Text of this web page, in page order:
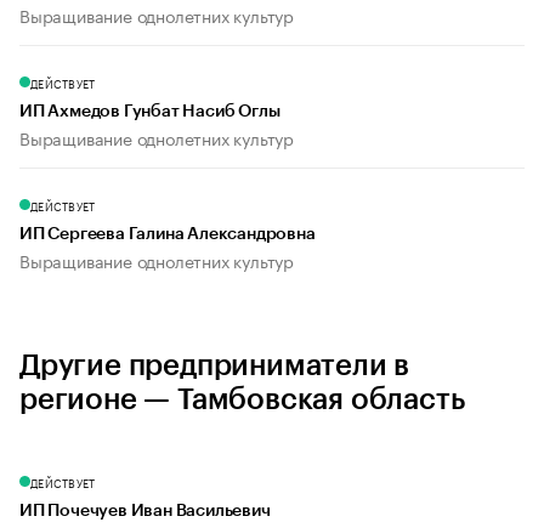
Выращивание однолетних культур
ДЕЙСТВУЕТ
ИП Ахмедов Гунбат Насиб Оглы
Выращивание однолетних культур
ДЕЙСТВУЕТ
ИП Сергеева Галина Александровна
Выращивание однолетних культур
Другие предприниматели в
регионе — Тамбовская область
ДЕЙСТВУЕТ
ИП Почечуев Иван Васильевич